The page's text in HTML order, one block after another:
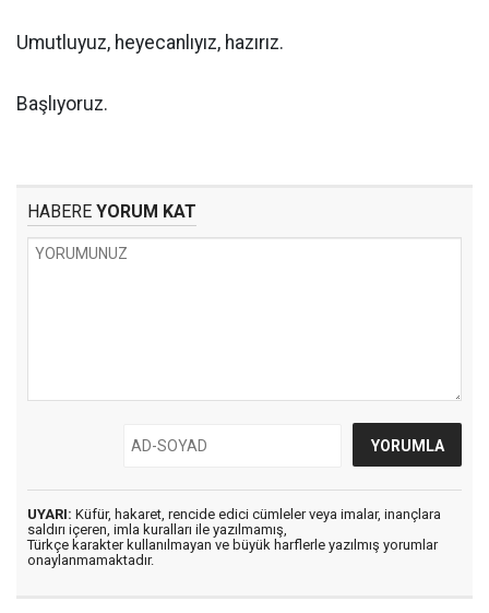
Umutluyuz, heyecanlıyız, hazırız.
Başlıyoruz.
HABERE YORUM KAT
UYARI: Küfür, hakaret, rencide edici cümleler veya imalar, inançlara
saldırı içeren, imla kuralları ile yazılmamış,
Türkçe karakter kullanılmayan ve büyük harflerle yazılmış yorumlar
onaylanmamaktadır.